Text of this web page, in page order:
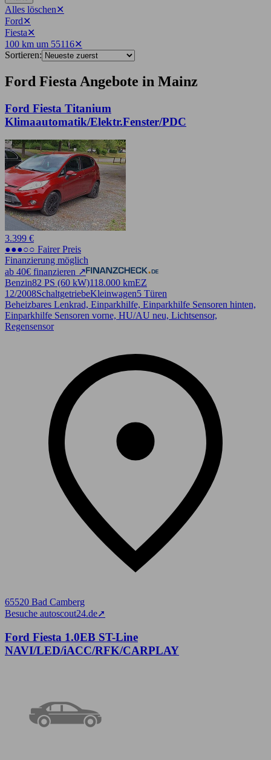
Alles löschen✕
Ford✕
Fiesta✕
100 km um 55116✕
Sortieren:
Ford Fiesta Angebote in Mainz
Ford Fiesta Titanium
Klimaautomatik/Elektr.Fenster/PDC
3.399 €
●●●○○ Fairer Preis
Finanzierung möglich
ab 40€ finanzieren ↗
Benzin82 PS (60 kW)118.000 kmEZ
12/2008SchaltgetriebeKleinwagen5 Türen
Beheizbares Lenkrad, Einparkhilfe, Einparkhilfe Sensoren hinten,
Einparkhilfe Sensoren vorne, HU/AU neu, Lichtsensor,
Regensensor
65520 Bad Camberg
Besuche autoscout24.de➚
Ford Fiesta 1.0EB ST-Line
NAVI/LED/iACC/RFK/CARPLAY